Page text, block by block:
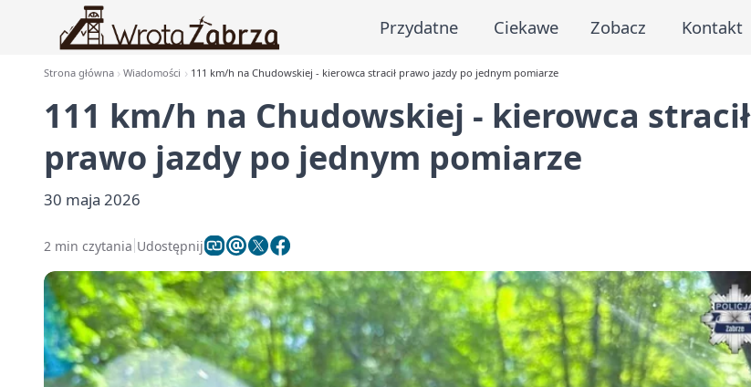
Przydatne Ciekawe Zobacz Kontakt
Strona główna Wiadomości 111 km/h na Chudowskiej - kierowca stracił prawo jazdy po jednym pomiarze
111 km/h na Chudowskiej - kierowca stracił
prawo jazdy po jednym pomiarze
30 maja 2026
2 min czytania Udostępnij